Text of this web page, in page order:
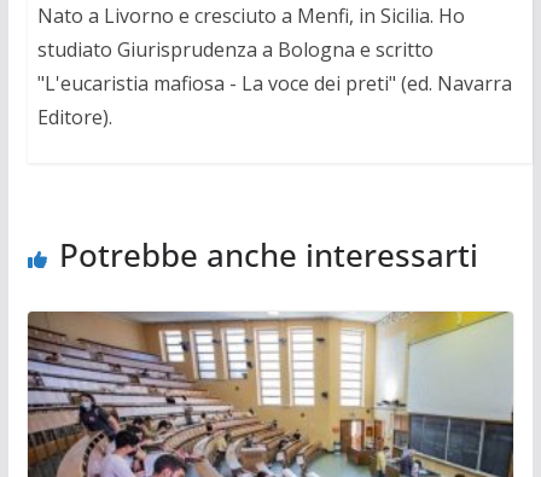
Nato a Livorno e cresciuto a Menfi, in Sicilia. Ho
studiato Giurisprudenza a Bologna e scritto
"L'eucaristia mafiosa - La voce dei preti" (ed. Navarra
Editore).
Potrebbe anche interessarti